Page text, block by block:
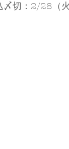
コーデ
〆切：2/28（